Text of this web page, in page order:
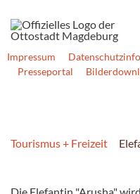
Impressum
Presseportal
Tourismus + Freizeit
Die Elefantin "Arusha"